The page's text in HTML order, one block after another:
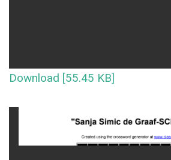
Download [55.45 KB]